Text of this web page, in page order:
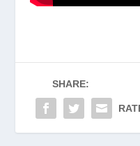
SHARE: